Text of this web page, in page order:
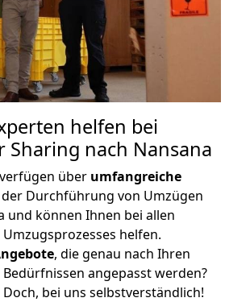
helfen bei
Sharing nach Nansana
über umfangreiche
Durchführung von Umzügen
und können Ihnen bei allen
helfen.
, die genau nach Ihren
angepasst werden?
Doch, bei uns selbstverständlich!